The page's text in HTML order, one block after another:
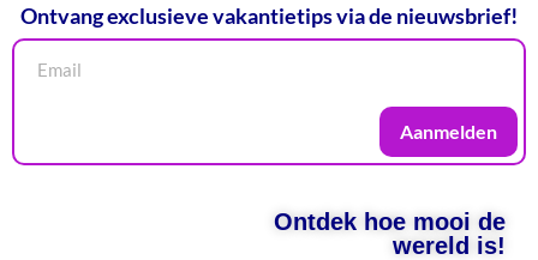
Ontvang exclusieve vakantietips via de nieuwsbrief!
Aanmelden
Ontdek hoe mooi de
wereld is!